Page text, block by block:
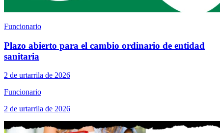
Funcionario
Plazo abierto para el cambio ordinario de entidad
sanitaria
2 de urtarrila de 2026
Funcionario
2 de urtarrila de 2026